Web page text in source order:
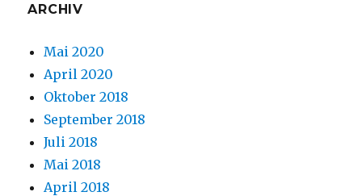
ARCHIV
Mai 2020
April 2020
Oktober 2018
September 2018
Juli 2018
Mai 2018
April 2018